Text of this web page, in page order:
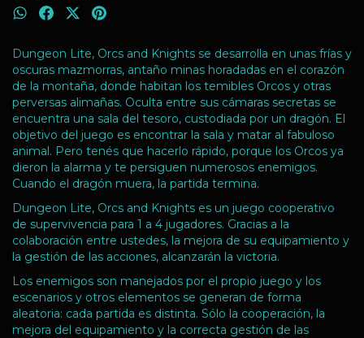
Dungeon Lite, Orcs and Knights se desarrolla en unas frías y
oscuras mazmorras, antaño minas horadadas en el corazón
de la montaña, donde habitan los temibles Orcos y otras
perversas alimañas. Oculta entre sus cámaras secretas se
encuentra una sala del tesoro, custodiada por un dragón. El
objetivo del juego es encontrar la sala y matar al fabuloso
animal. Pero tenés que hacerlo rápido, porque los Orcos ya
dieron la alarma y te persiguen numerosos enemigos.
Cuando el dragón muera, la partida termina.
Dungeon Lite, Orcs and Knights es un juego cooperativo
de supervivencia para 1 a 4 jugadores. Gracias a la
colaboración entre ustedes, la mejora de su equipamiento y
la gestión de las acciones, alcanzarán la victoria.
Los enemigos son manejados por el propio juego y los
escenarios y otros elementos se generan de forma
aleatoria: cada partida es distinta. Sólo la cooperación, la
mejora del equipamiento y la correcta gestión de las